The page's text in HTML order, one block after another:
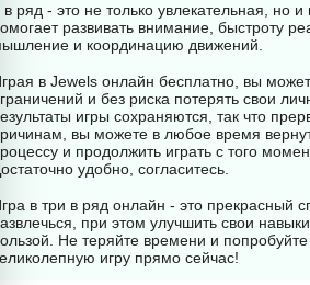
в ряд - это не только увлекательная, но и
развивать внимание, быстроту
и координацию движений.
в Jewels онлайн бесплатно, вы
и без риска потерять свои
игры сохраняются, так что
вы можете в любое время
и продолжить играть с того
удобно, согласитесь.
в три в ряд онлайн - это прекрасный
при этом улучшить свои
Не теряйте времени и попробуйте
игру прямо сейчас!